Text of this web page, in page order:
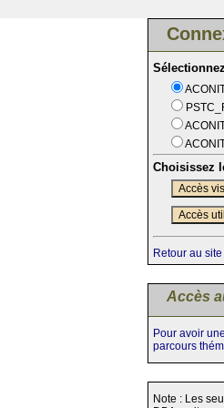
Choisissez
Accès
Accès
Retour au
Accès
Pour avoir
parcours
Note : Les